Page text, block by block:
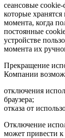
сеансовые
которые хранятся
момента, когда
постоянные
устройстве
момента их
Прекращение
Компании
отключения
браузера;
отказа от
Отключение
может привести